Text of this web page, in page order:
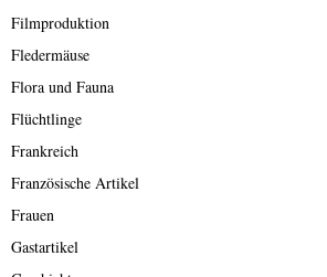
Filmproduktion
Fledermäuse
Flora und Fauna
Flüchtlinge
Frankreich
Französische Artikel
Frauen
Gastartikel